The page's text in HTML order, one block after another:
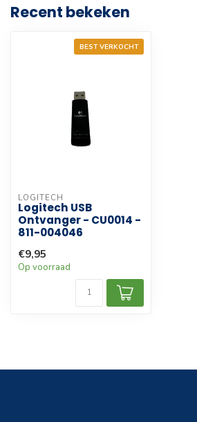
Recent bekeken
BEST VERKOCHT
LOGITECH
Logitech USB
Ontvanger - CU0014 -
811-004046
€9,95
Op voorraad